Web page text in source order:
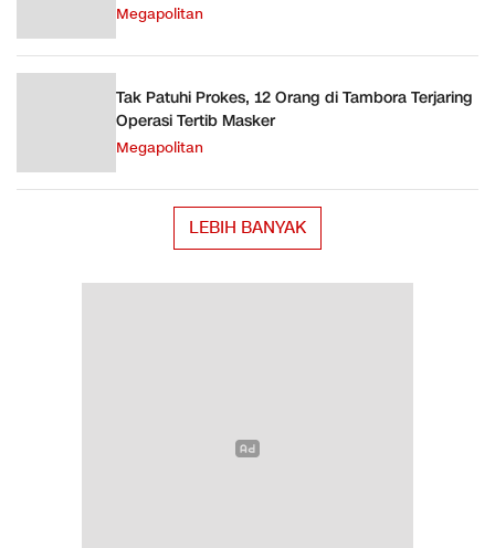
Megapolitan
Tak Patuhi Prokes, 12 Orang di Tambora Terjaring
Operasi Tertib Masker
Megapolitan
LEBIH BANYAK